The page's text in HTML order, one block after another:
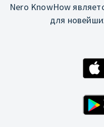
Nero KnowHow
для